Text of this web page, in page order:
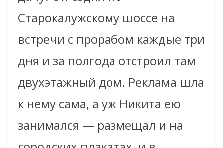
Старокалужскому шоссе на
встречи с прорабом каждые три
дня и за полгода отстроил там
двухэтажный дом. Реклама шла
к нему сама, а уж Никита ею
занимался — размещал и на